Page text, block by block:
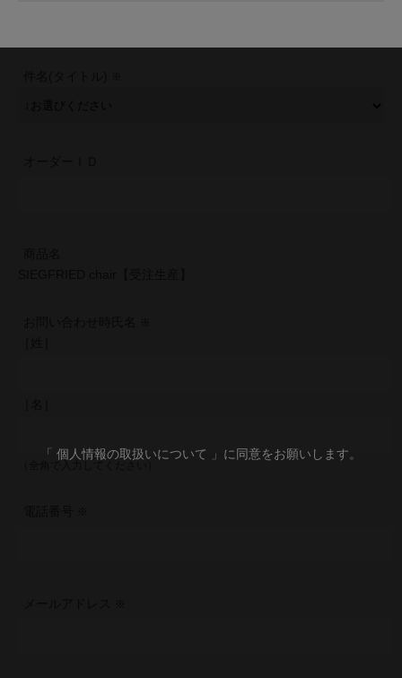
「 個人情報の取扱いについて 」に同意をお願いします。